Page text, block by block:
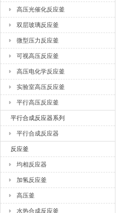
高压光催化反应釜
双层玻璃反应釜
微型压力反应釜
可视高压反应釜
高压电化学反应釜
实验室高压反应釜
平行高压反应釜
平行合成反应器系列
平行合成反应器
反应釜
均相反应器
加氢反应釜
高压釜
水热合成反应釜